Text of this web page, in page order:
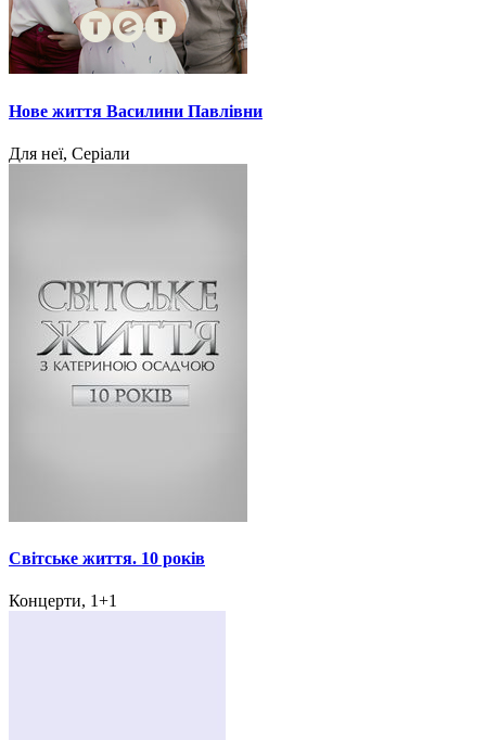
Нове життя Василини Павлівни
Для неї, Серіали
Світське життя. 10 років
Концерти, 1+1